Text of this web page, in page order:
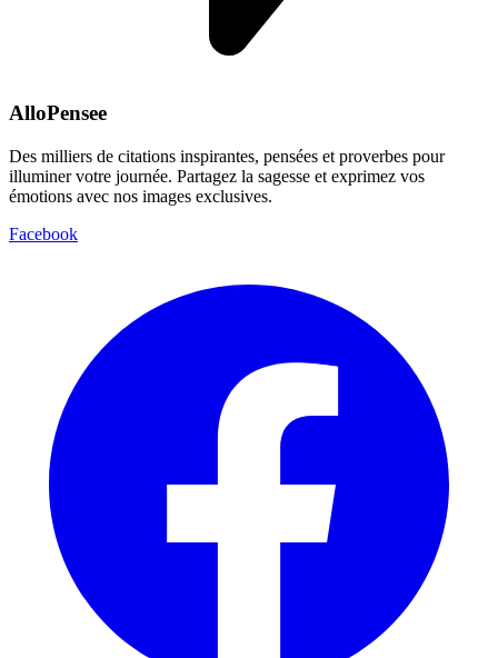
AlloPensee
Des milliers de citations inspirantes, pensées et proverbes pour
illuminer votre journée. Partagez la sagesse et exprimez vos
émotions avec nos images exclusives.
Facebook